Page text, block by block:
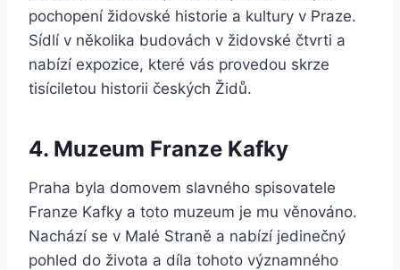
pochopení židovské historie a kultury v Praze.
Sídlí v několika budovách v židovské čtvrti a
nabízí expozice, které vás provedou skrze
tisíciletou historii českých Židů.
4. Muzeum Franze Kafky
Praha byla domovem slavného spisovatele
Franze Kafky a toto muzeum je mu věnováno.
Nachází se v Malé Straně a nabízí jedinečný
pohled do života a díla tohoto významného